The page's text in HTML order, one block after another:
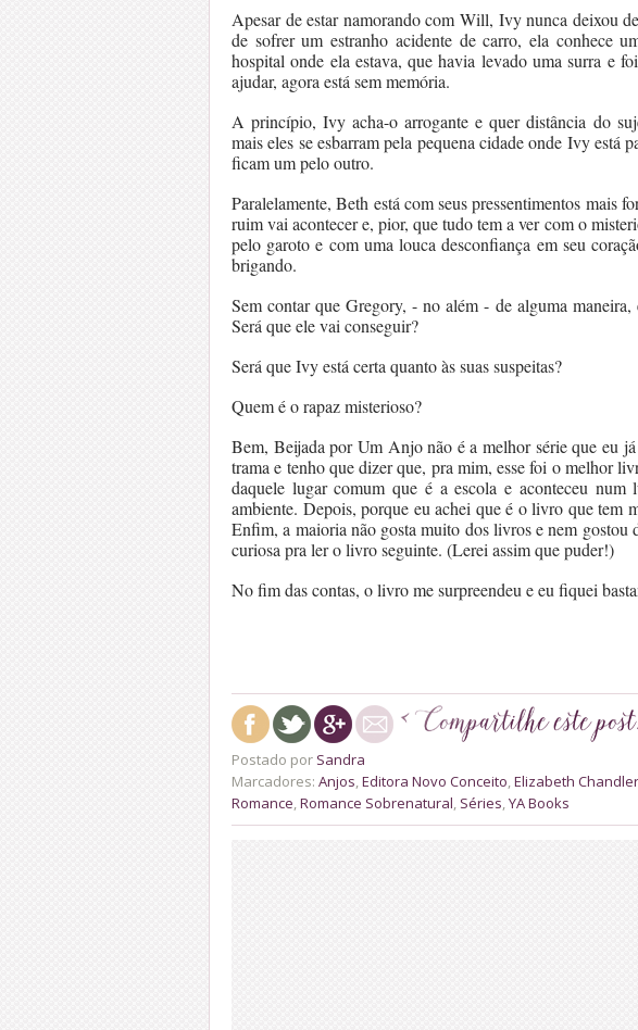
Apesar de estar namorando com Will, Ivy nunca deixou
de sofrer um estranho acidente de carro, ela conhece
hospital onde ela estava, que havia levado uma surra e
ajudar, agora está sem memória.
A princípio, Ivy acha-o arrogante e quer distância do
mais eles se esbarram pela pequena cidade onde Ivy está
ficam um pelo outro.
Paralelamente, Beth está com seus pressentimentos mais
ruim vai acontecer e, pior, que tudo tem a ver com o
pelo garoto e com uma louca desconfiança em seu
brigando.
Sem contar que Gregory, - no além - de alguma
Será que ele vai conseguir?
Será que Ivy está certa quanto às suas suspeitas?
Quem é o rapaz misterioso?
Bem, Beijada por Um Anjo não é a melhor série que eu
trama e tenho que dizer que, pra mim, esse foi o melhor
daquele lugar comum que é a escola e aconteceu num
ambiente. Depois, porque eu achei que é o livro que tem
Enfim, a maioria não gosta muito dos livros e nem gostou
curiosa pra ler o livro seguinte. (Lerei assim que puder!)
No fim das contas, o livro me surpreendeu e eu fiquei
Postado por Sandra
Marcadores: Anjos Editora Novo Conceito Elizabeth Chandler
Romance Romance Sobrenatural Séries YA Books